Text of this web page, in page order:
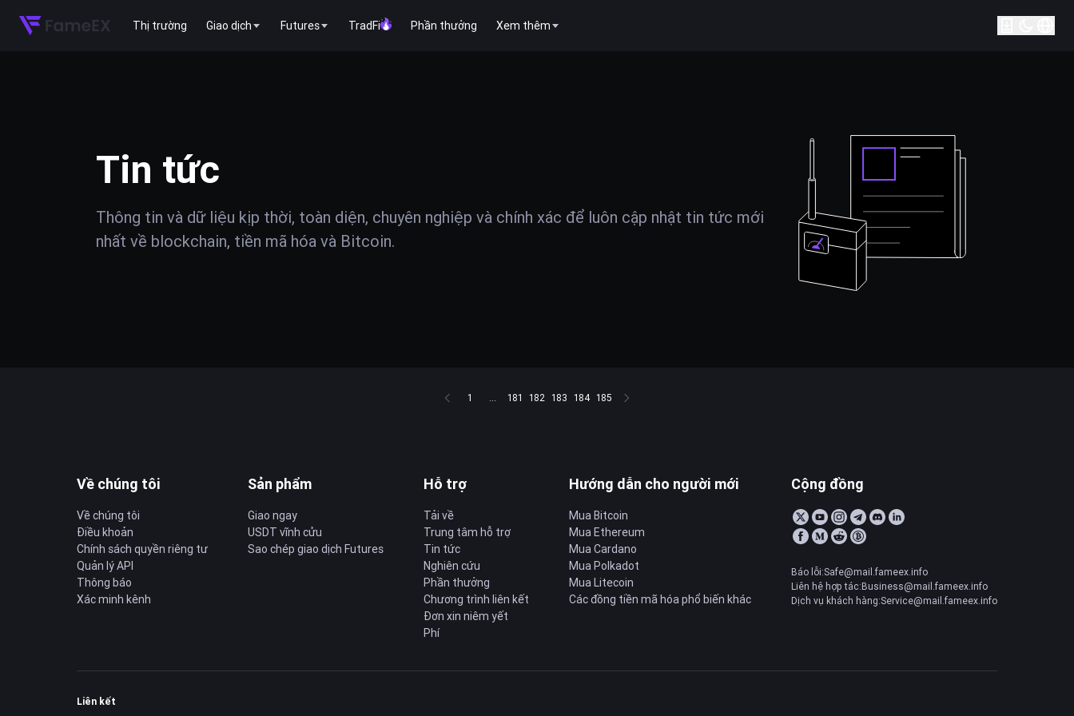
Thị trường Giao dịch Futures TradFi Phần thưởng Xem thêm
Tin tức
Thông tin và dữ liệu kịp thời, toàn diện, chuyên nghiệp và chính xác để luôn cập nhật tin tức mới
nhất về blockchain, tiền mã hóa và Bitcoin.
1 ... 181 182 183 184 185
Về chúng tôi
Về chúng tôi
Điều khoản
Chính sách quyền riêng tư
Quản lý API
Thông báo
Xác minh kênh
Sản phẩm
Giao ngay
USDT vĩnh cửu
Sao chép giao dịch Futures
Hỗ trợ
Tải về
Trung tâm hỗ trợ
Tin tức
Nghiên cứu
Phần thưởng
Chương trình liên kết
Đơn xin niêm yết
Phí
Hướng dẫn cho người mới
Mua Bitcoin
Mua Ethereum
Mua Cardano
Mua Polkadot
Mua Litecoin
Các đồng tiền mã hóa phổ biến khác
Cộng đồng
Báo lỗi:Safe@mail.fameex.info
Liên hệ hợp tác:Business@mail.fameex.info
Dịch vụ khách hàng:Service@mail.fameex.info
Liên kết